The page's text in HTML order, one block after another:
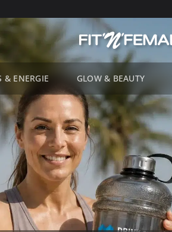
& ENERGIE GLOW & BEAUTY